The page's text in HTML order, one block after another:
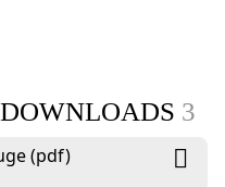
3
(pdf)